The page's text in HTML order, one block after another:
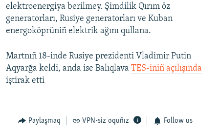
elektroenergiya berilmey. Şimdilik Qırım öz
generatorları, Rusiye generatorları ve Kuban
energoköprüniñ elektrik ağını qullana.
Martnıñ 18-inde Rusiye prezidenti Vladimir Putin
Aqyarğa keldi, anda ise Balıqlava TES-iniñ açılışında
iştirak etti
Paylaşmaq VPN-siz oquñız Follow us